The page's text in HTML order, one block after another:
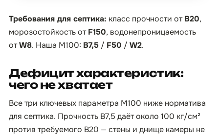
Требования для септика: класс прочности отB20,
морозостойкость отF150, водонепроницаемость
отW8. Наша М100: B7,5 / F50 / W2.
Дефицит характеристик:
чего не хватает
Все три ключевых параметра М100 ниже норматива
для септика. Прочность B7,5 даёт около 100 кг/см²
против требуемого B20 — стены и днище камеры не